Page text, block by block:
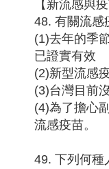
【新流感與疫
48. 有關流感
(1)去年的季
已證實有效
(2)新型流感
(3)台灣目前
(4)為了擔心
流感疫苗。
49. 下列何種